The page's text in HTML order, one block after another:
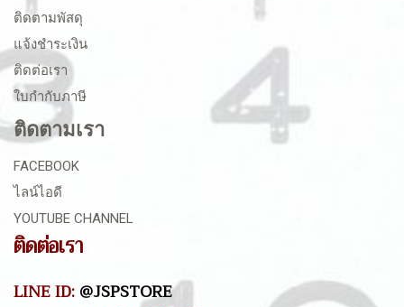
ติดตามพัสดุ
แจ้งชำระเงิน
ติดต่อเรา
ใบกำกับภาษี
ติดตามเรา
FACEBOOK
ไลน์ไอดี
YOUTUBE CHANNEL
ติดต่อเรา
LINE ID:@JSPSTORE